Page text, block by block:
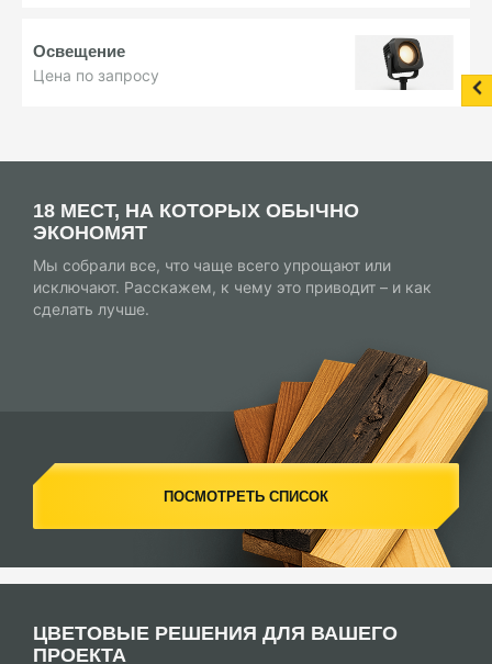
Освещение
Цена по запросу
18 МЕСТ, НА КОТОРЫХ ОБЫЧНО
ЭКОНОМЯТ
Мы собрали все, что чаще всего упрощают или
исключают. Расскажем, к чему это приводит – и как
сделать лучше.
ПОСМОТРЕТЬ СПИСОК
ЦВЕТОВЫЕ РЕШЕНИЯ ДЛЯ ВАШЕГО
ПРОЕКТА